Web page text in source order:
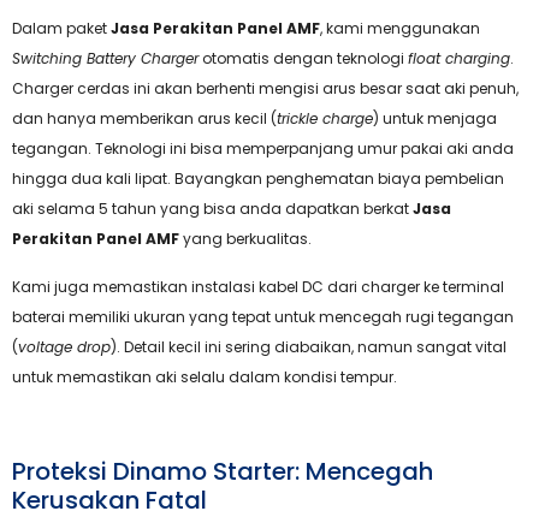
Dalam paketJasa Perakitan Panel AMF, kami menggunakan
Switching Battery Chargerotomatis dengan teknologi float charging.
Charger cerdas ini akan berhenti mengisi arus besar saat aki penuh,
dan hanya memberikan arus kecil (trickle charge) untuk menjaga
tegangan. Teknologi ini bisa memperpanjang umur pakai aki anda
hingga dua kali lipat. Bayangkan penghematan biaya pembelian
aki selama 5 tahun yang bisa anda dapatkan berkatJasa
Perakitan Panel AMFyang berkualitas.
Kami juga memastikan instalasi kabel DC dari charger ke terminal
baterai memiliki ukuran yang tepat untuk mencegah rugi tegangan
(voltage drop). Detail kecil ini sering diabaikan, namun sangat vital
untuk memastikan aki selalu dalam kondisi tempur.
Proteksi Dinamo Starter: Mencegah
Kerusakan Fatal